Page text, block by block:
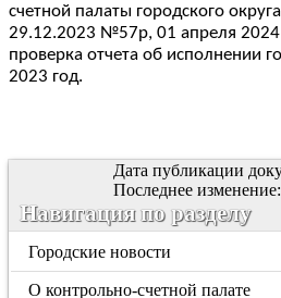
счетной палаты городского
29.12.2023 №57р, 01 апреля 2024
проверка отчета об исполнении
2023 год.
Дата публикации
Последнее
Навигация по разделу
Городские новости
О контрольно-счетной палате